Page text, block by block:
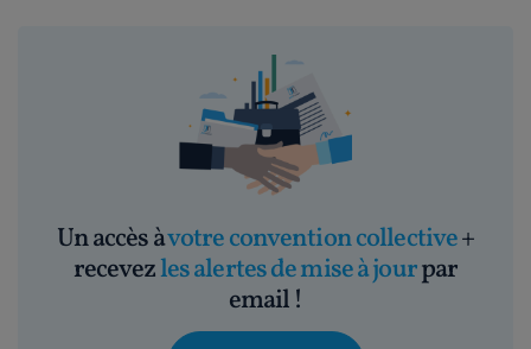
Un accès àvotre convention collective+
recevezles alertes de mise à jourpar
email !